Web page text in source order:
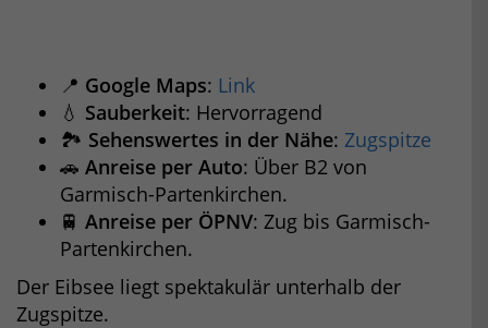
📍 Google Maps: Link
💧 Sauberkeit: Hervorragend
🏞️ Sehenswertes in der Nähe: Zugspitze
🚗 Anreise per Auto: Über B2 von
Garmisch-Partenkirchen.
🚆 Anreise per ÖPNV: Zug bis Garmisch-
Partenkirchen.
Der Eibsee liegt spektakulär unterhalb der
Zugspitze.